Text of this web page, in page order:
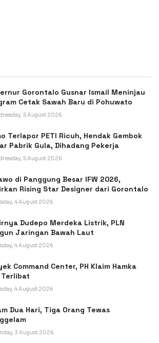
Gorontalo Gusnar Ismail Meninjau
Cetak Sawah Baru di Pohuwato
5 August 2026
Terlapor PETI Ricuh, Hendak Gembok
Pabrik Gula, Dihadang Pekerja
5 August 2026
di Panggung Besar IFW 2026,
Rising Star Designer dari Gorontalo
4 August 2026
Dudepo Merdeka Listrik, PLN
Jaringan Bawah Laut
4 August 2026
Command Center, PH Klaim Hamka
Terlibat
4 August 2026
Dua Hari, Tiga Orang Tewas
3 August 2026